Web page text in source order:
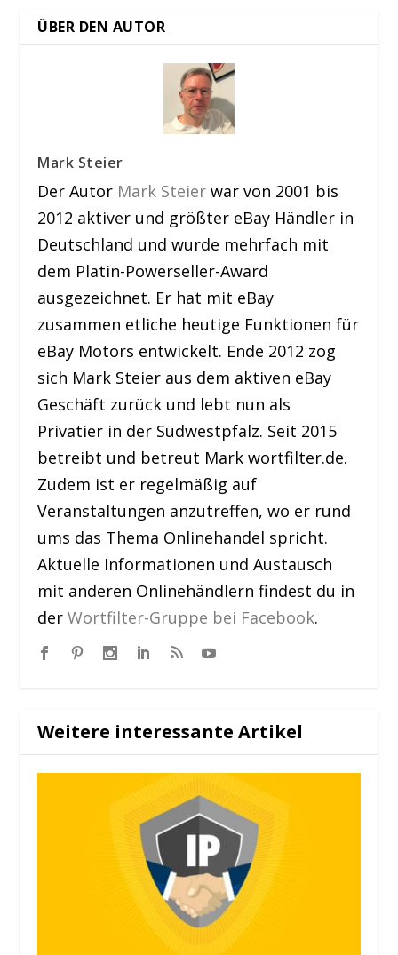
ÜBER DEN AUTOR
Mark Steier
Der Autor Mark Steier war von 2001 bis
2012 aktiver und größter eBay Händler in
Deutschland und wurde mehrfach mit
dem Platin-Powerseller-Award
ausgezeichnet. Er hat mit eBay
zusammen etliche heutige Funktionen für
eBay Motors entwickelt. Ende 2012 zog
sich Mark Steier aus dem aktiven eBay
Geschäft zurück und lebt nun als
Privatier in der Südwestpfalz. Seit 2015
betreibt und betreut Mark wortfilter.de.
Zudem ist er regelmäßig auf
Veranstaltungen anzutreffen, wo er rund
ums das Thema Onlinehandel spricht.
Aktuelle Informationen und Austausch
mit anderen Onlinehändlern findest du in
derWortfilter-Gruppe bei Facebook.
Weitere interessante Artikel